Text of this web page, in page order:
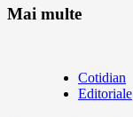
Mai multe
Cotidian
Editoriale